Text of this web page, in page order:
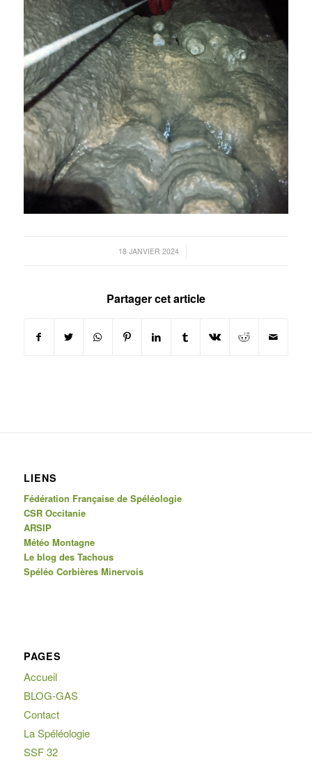
18 JANVIER 2024
/
Partager cet article
LIENS
Fédération Française de Spéléologie
CSR Occitanie
ARSIP
Météo Montagne
Le blog des Tachous
Spéléo Corbières Minervois
PAGES
Accueil
BLOG-GAS
Contact
La Spéléologie
SSF 32